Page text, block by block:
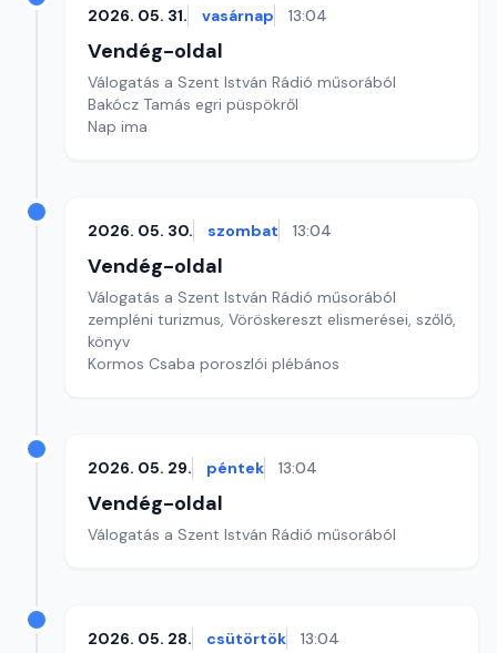
2026. 05. 31. vasárnap 13:04
Vendég-oldal
Válogatás a Szent István Rádió műsorából
Bakócz Tamás egri püspökről
Nap ima
2026. 05. 30. szombat 13:04
Vendég-oldal
Válogatás a Szent István Rádió műsorából
zempléni turizmus, Vöröskereszt elismerései, szőlő,
könyv
Kormos Csaba poroszlói plébános
2026. 05. 29. péntek 13:04
Vendég-oldal
Válogatás a Szent István Rádió műsorából
2026. 05. 28. csütörtök 13:04